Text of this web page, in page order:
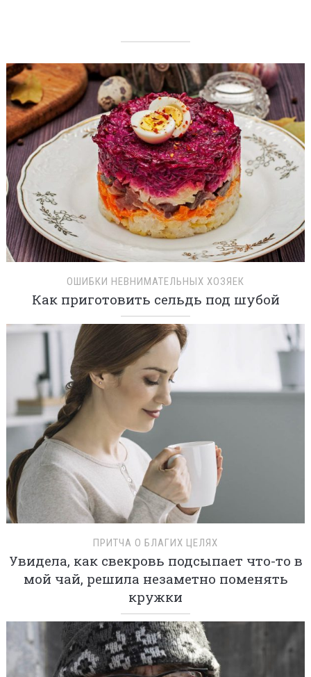
ОШИБКИ НЕВНИМАТЕЛЬНЫХ ХОЗЯЕК
Как приготовить сельдь под шубой
ПРИТЧА О БЛАГИХ ЦЕЛЯХ
Увидела, как свекровь подсыпает что-то в
мой чай, решила незаметно поменять
кружки